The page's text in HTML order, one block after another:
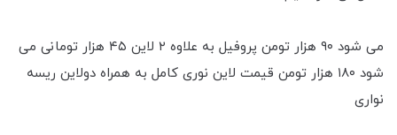
می شود ۹۰ هزار تومن پروفیل به علاوه ۲ لاین ۴۵ هزار تومانی می
شود ۱۸۰ هزار تومن قیمت لاین نوری کامل به همراه دو‌لاین ریسه
نواری